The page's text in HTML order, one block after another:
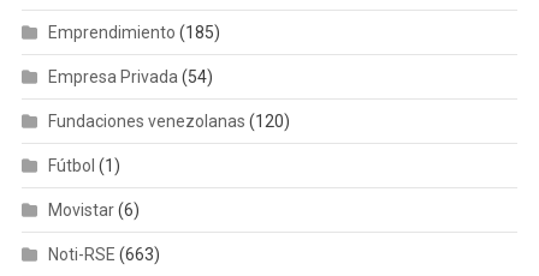
Emprendimiento (185)
Empresa Privada(54)
Fundaciones venezolanas (120)
Fútbol (1)
Movistar(6)
Noti-RSE (663)